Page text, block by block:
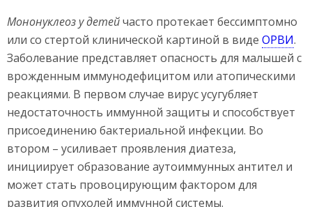
Мононуклеоз у детейчасто протекает бессимптомно
или со стертой клинической картиной в виде ОРВИ.
Заболевание представляет опасность для малышей с
врожденным иммунодефицитом или атопическими
реакциями. В первом случае вирус усугубляет
недостаточность иммунной защиты и способствует
присоединению бактериальной инфекции. Во
втором – усиливает проявления диатеза,
инициирует образование аутоиммунных антител и
может стать провоцирующим фактором для
развития опухолей иммунной системы.